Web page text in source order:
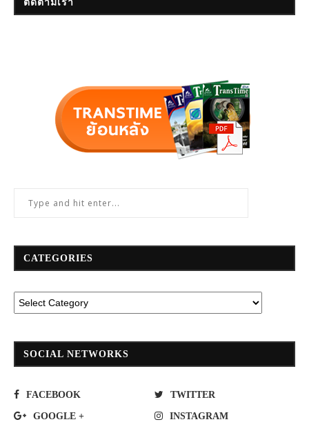
ติดตามเรา
CATEGORIES
SOCIAL NETWORKS
FACEBOOK TWITTER
GOOGLE + INSTAGRAM